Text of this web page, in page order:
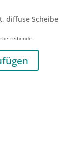
diffuse Scheibe